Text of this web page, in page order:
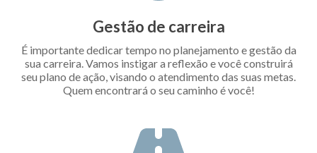
Gestão de carreira
É importante dedicar tempo no planejamento e gestão da
sua carreira. Vamos instigar a reflexão e você construirá
seu plano de ação, visando o atendimento das suas metas.
Quem encontrará o seu caminho é você!